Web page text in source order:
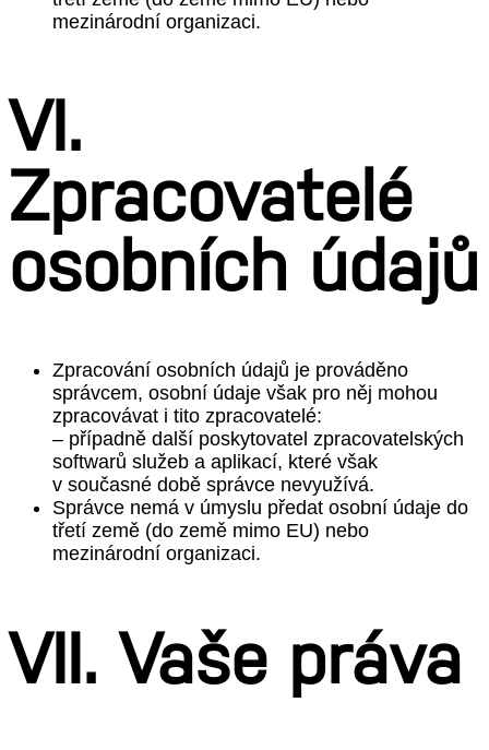
mezinárodní organizaci.
VI.
Zpracovatelé
osobních údajů
Zpracování osobních údajů je prováděno
správcem, osobní údaje však pro něj mohou
zpracovávat i tito zpracovatelé:
– případně další poskytovatel zpracovatelských
softwarů služeb a aplikací, které však
v současné době správce nevyužívá.
Správce nemá v úmyslu předat osobní údaje do
třetí země (do země mimo EU) nebo
mezinárodní organizaci.
VII. Vaše práva